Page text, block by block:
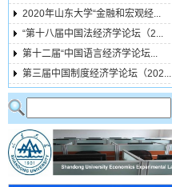
2020年山东大学“金融和宏观经...
“第十八届中国法经济学论坛（2...
第十二届“中国语言经济学论坛...
第三届中国制度经济学论坛（202...